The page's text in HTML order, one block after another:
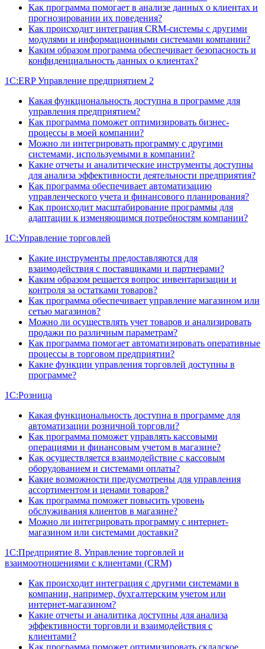
Как программа помогает в анализе данных о клиентах и
прогнозировании их поведения?
Как происходит интеграция CRM-системы с другими
модулями и информационными системами компании?
Каким образом программа обеспечивает безопасность и
конфиденциальность данных о клиентах?
1С:ERP Управление предприятием 2
Какая функциональность доступна в программе для
управления предприятием?
Как программа поможет оптимизировать бизнес-
процессы в моей компании?
Можно ли интегрировать программу с другими
системами, используемыми в компании?
Какие отчеты и аналитические инструменты доступны
для анализа эффективности деятельности предприятия?
Как программа обеспечивает автоматизацию
управленческого учета и финансового планирования?
Как происходит масштабирование программы для
адаптации к изменяющимся потребностям компании?
1С:Управление торговлей
Какие инструменты предоставляются для
взаимодействия с поставщиками и партнерами?
Каким образом решается вопрос инвентаризации и
контроля за остатками товаров?
Как программа обеспечивает управление магазином или
сетью магазинов?
Можно ли осуществлять учет товаров и анализировать
продажи по различным параметрам?
Как программа помогает автоматизировать оперативные
процессы в торговом предприятии?
Какие функции управления торговлей доступны в
программе?
1С:Розница
Какая функциональность доступна в программе для
автоматизации розничной торговли?
Как программа поможет управлять кассовыми
операциями и финансовым учетом в магазине?
Как осуществляется взаимодействие с кассовым
оборудованием и системами оплаты?
Какие возможности предусмотрены для управления
ассортиментом и ценами товаров?
Как программа поможет повысить уровень
обслуживания клиентов в магазине?
Можно ли интегрировать программу с интернет-
магазином или системами доставки?
1С:Предприятие 8. Управление торговлей и
взаимоотношениями с клиентами (CRM)
Как происходит интеграция с другими системами в
компании, например, бухгалтерским учетом или
интернет-магазином?
Какие отчеты и аналитика доступны для анализа
эффективности торговли и взаимодействия с
клиентами?
Как программа поможет оптимизировать складское